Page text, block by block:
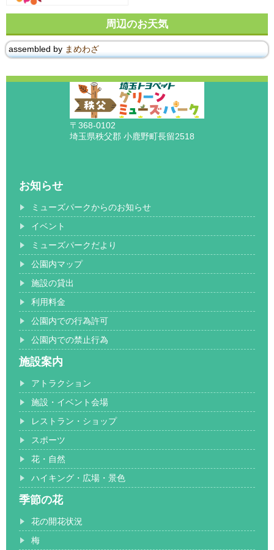
周辺のお天気
assembled by まめわざ
〒368-0102
埼玉県秩父郡 小鹿野町長留2518
お知らせ
ミューズパークからのお知らせ
イベント
ミューズパークだより
公園内マップ
施設の貸出
利用料金
公園内での行為許可
公園内での禁止行為
施設案内
アトラクション
施設・イベント会場
レストラン・ショップ
スポーツ
花・自然
ハイキング・広場・景色
季節の花
花の開花状況
梅